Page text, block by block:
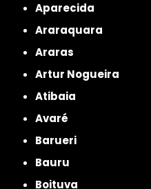
Aparecida
Araraquara
Araras
Artur Nogueira
Atibaia
Avaré
Barueri
Bauru
Boituva